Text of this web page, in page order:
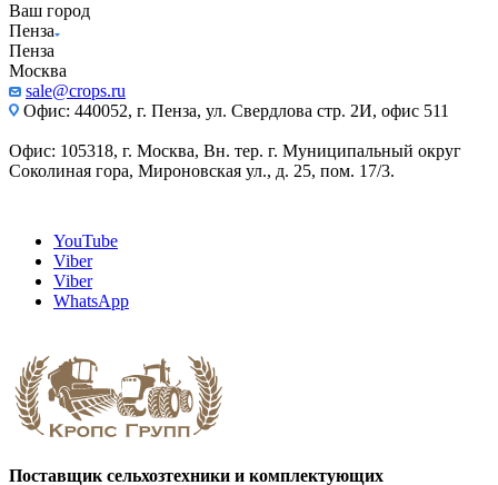
Ваш город
Пенза
Пенза
Москва
sale@crops.ru
Офис: 440052, г. Пенза, ул. Свердлова стр. 2И, офис 511
Офис: 105318, г. Москва, Вн. тер. г. Муниципальный округ
Соколиная гора, Мироновская ул., д. 25, пом. 17/3.
YouTube
Viber
Viber
WhatsApp
Поставщик сельхозтехники и комплектующих